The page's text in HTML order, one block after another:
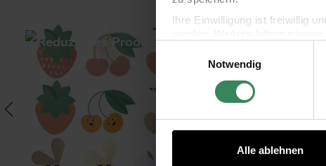
Ihre Einwilligung ist freiwillig
Impressum
Datenschutz
Notwendig
Alle ablehnen
Stück 3mm 3m Paper Poetry Kartenset Just Bees + Fruits
Paper